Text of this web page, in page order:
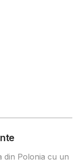
din Polonia cu un